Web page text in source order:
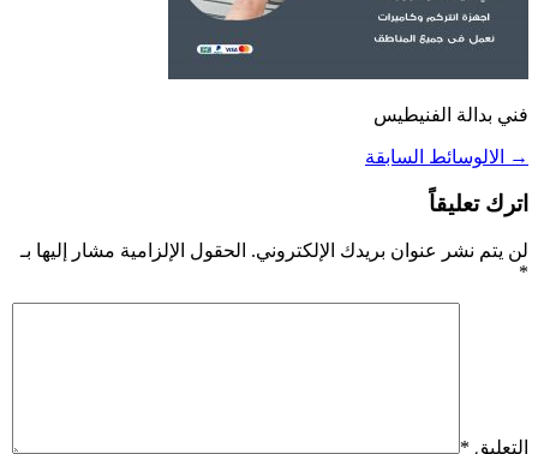
فني بدالة الفنيطيس
→ الالوسائط السابقة
اترك تعليقاً
لن يتم نشر عنوان بريدك الإلكتروني. الحقول الإلزامية مشار إليها بـ
*
التعليق *